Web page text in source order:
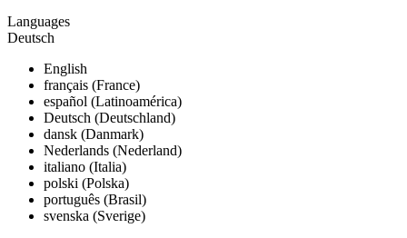
Languages
Deutsch
English
français (France)
español (Latinoamérica)
Deutsch (Deutschland)
dansk (Danmark)
Nederlands (Nederland)
italiano (Italia)
polski (Polska)
português (Brasil)
svenska (Sverige)